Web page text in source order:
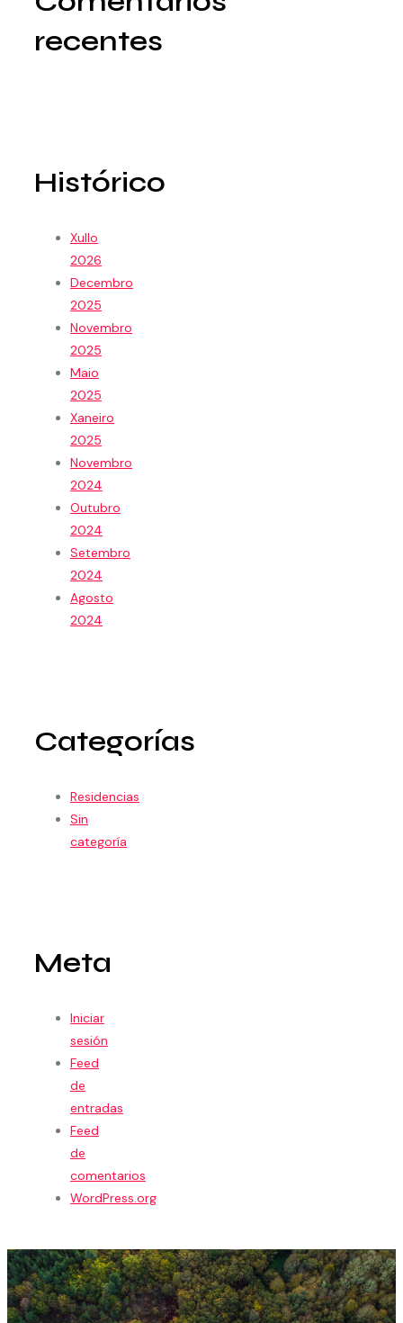
recentes
Histórico
Xullo
2026
Decembro
2025
Novembro
2025
Maio
2025
Xaneiro
2025
Novembro
2024
Outubro
2024
Setembro
2024
Agosto
2024
Categorías
Residencias
Sin
categoría
Meta
Iniciar
sesión
Feed
de
entradas
Feed
de
comentarios
WordPress.org